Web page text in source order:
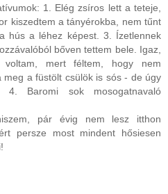
1. Elég zsíros lett a teteje,
kiszedtem a tányérokba, nem tűnt
hús a léhez képest. 3. Ízetlennek
bőven tettem bele. Igaz,
voltam, mert féltem, hogy nem
meg a füstölt csülök is sós - de úgy
4. Baromi sok mosogatnavaló
pár évig nem lesz itthon
persze most mindent hősiesen